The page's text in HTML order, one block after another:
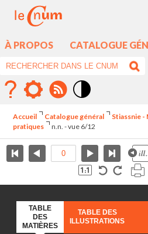
À PROPOS CATALOGUE
élévé
Accueil Catalogue général
Stiassnie
pratiques
n.n. - vue 6/12
TABLE
DES
MATIÈRES
TABLE DES
ILLUSTRATIONS